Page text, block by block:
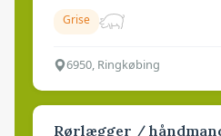
Grise
6950, Ringkøbing
Rørlægger /